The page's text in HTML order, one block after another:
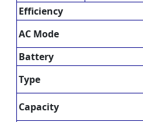
Efficiency
AC Mode
Battery
Type
Capacity